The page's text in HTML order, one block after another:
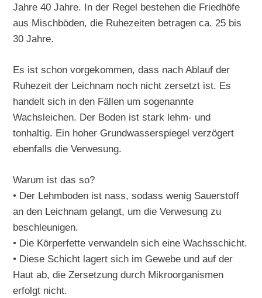
Jahre 40 Jahre. In der Regel bestehen die Friedhöfe
aus Mischböden, die Ruhezeiten betragen ca. 25 bis
30 Jahre.
Es ist schon vorgekommen, dass nach Ablauf der
Ruhezeit der Leichnam noch nicht zersetzt ist. Es
handelt sich in den Fällen um sogenannte
Wachsleichen. Der Boden ist stark lehm- und
tonhaltig. Ein hoher Grundwasserspiegel verzögert
ebenfalls die Verwesung.
Warum ist das so?
• Der Lehmboden ist nass, sodass wenig Sauerstoff
an den Leichnam gelangt, um die Verwesung zu
beschleunigen.
• Die Körperfette verwandeln sich eine Wachsschicht.
• Diese Schicht lagert sich im Gewebe und auf der
Haut ab, die Zersetzung durch Mikroorganismen
erfolgt nicht.